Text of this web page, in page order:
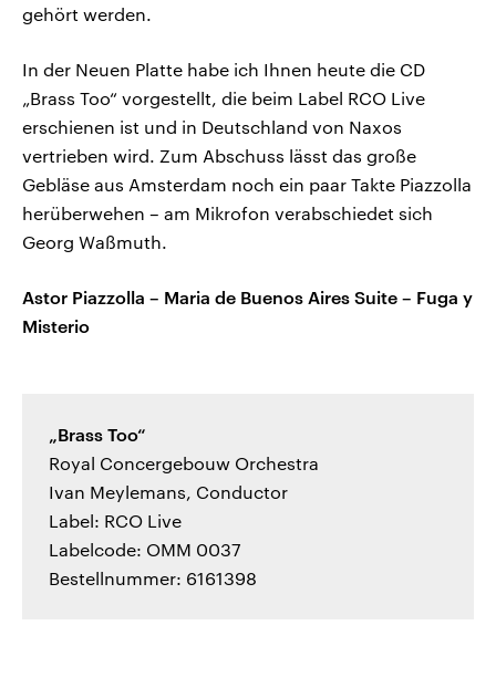
gehört werden.
In der Neuen Platte habe ich Ihnen heute die CD
„Brass Too“ vorgestellt, die beim Label RCO Live
erschienen ist und in Deutschland von Naxos
vertrieben wird. Zum Abschuss lässt das große
Gebläse aus Amsterdam noch ein paar Takte Piazzolla
herüberwehen – am Mikrofon verabschiedet sich
Georg Waßmuth.
Astor Piazzolla – Maria de Buenos Aires Suite – Fuga y
Misterio
„Brass Too“
Royal Concergebouw Orchestra
Ivan Meylemans, Conductor
Label: RCO Live
Labelcode: OMM 0037
Bestellnummer: 6161398